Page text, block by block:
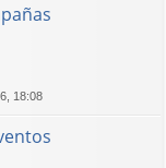
18:08